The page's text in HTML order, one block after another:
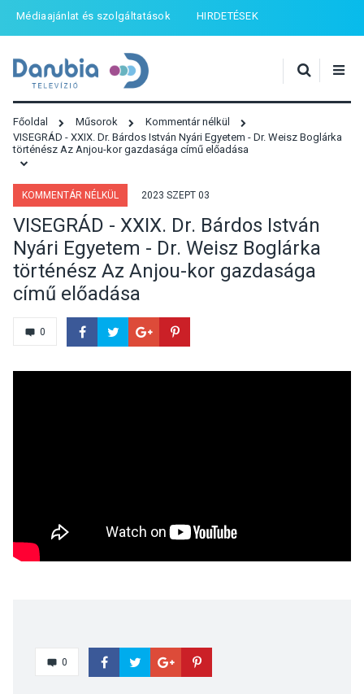
Médiaajánlat és szolgáltatások HIRDETÉSEK
Főoldal Műsorok
Kommentár nélkül
VISEGRÁD - XXIX. Dr. Bárdos István Nyári Egyetem - Dr. Weisz Boglárka
történész Az Anjou-kor gazdasága című előadása
KOMMENTÁR NÉLKÜL 2023 SZEPT 03
VISEGRÁD - XXIX. Dr. Bárdos István
Nyári Egyetem - Dr. Weisz Boglárka
történész Az Anjou-kor gazdasága
című előadása
0
0